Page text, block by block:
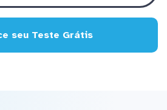
seu Teste Grátis